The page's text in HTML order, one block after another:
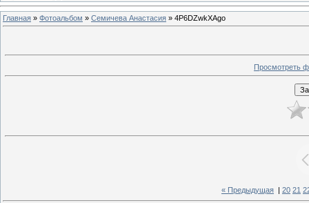
Главная » Фотоальбом » Семичева Анастасия » 4P6DZwkXAgo
Просмотреть
« Предыдущая 20 21